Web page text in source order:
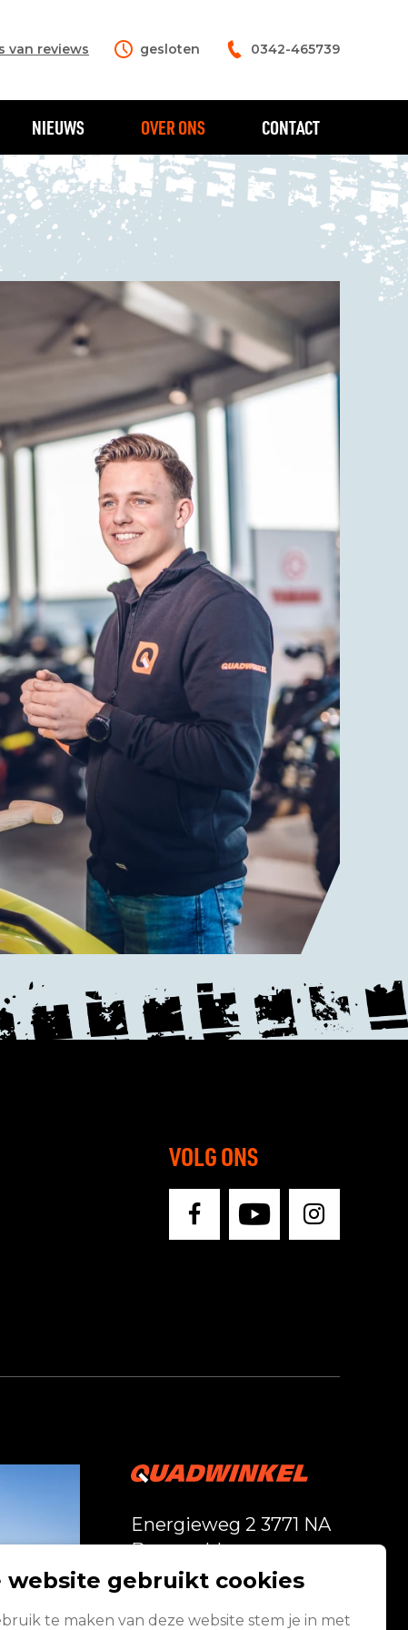
NIEUWS OVER ONS CONTACT
van reviews gesloten 0342-465739
VOLG ONS
Energieweg 2 3771 NA
Barneveld
website gebruikt cookies
te maken van deze website stem je in met